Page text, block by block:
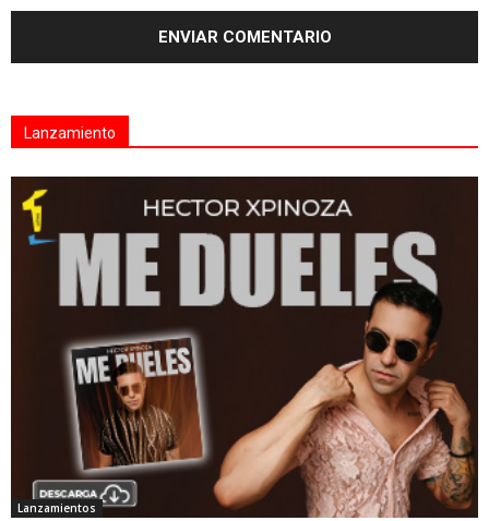
Lanzamiento
Lanzamientos